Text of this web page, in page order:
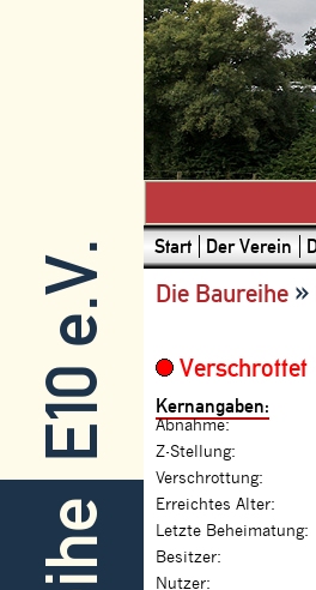
E10 e.V. Start Der Verein
Die Baureihe »
Verschrottet
Kernangaben:
Abnahme:
Z-Stellung:
Verschrottung:
Erreichtes Alter:
Letzte Beheimatung:
Besitzer:
Nutzer: